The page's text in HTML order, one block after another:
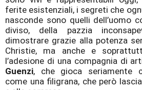
ferite esistenziali, i segreti che
nasconde sono quelli dell’uomo
diviso, della pazzia
dimostrare grazie alla potenza
Christie, ma anche e
l’adesione di una compagnia di
Guenzi, che gioca seriamente
come una filigrana, che però